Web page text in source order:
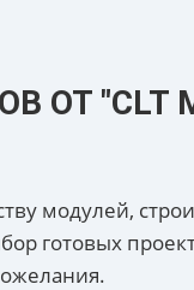
ОТ "CLT
модулей,
готовых